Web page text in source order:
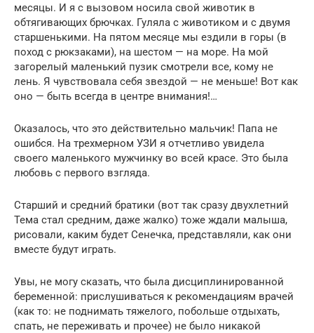
месяцы. И я с вызовом носила свой животик в
обтягивающих брючках. Гуляла с животиком и с двумя
старшенькими. На пятом месяце мы ездили в горы (в
поход с рюкзаками), на шестом — на море. На мой
загорелый маленький пузик смотрели все, кому не
лень. Я чувствовала себя звездой — не меньше! Вот как
оно — быть всегда в центре внимания!…
Оказалось, что это действительно мальчик! Папа не
ошибся. На трехмерном УЗИ я отчетливо увидела
своего маленького мужчинку во всей красе. Это была
любовь с первого взгляда.
Старший и средний братики (вот так сразу двухлетний
Тема стал средним, даже жалко) тоже ждали малыша,
рисовали, каким будет Сенечка, представляли, как они
вместе будут играть.
Увы, не могу сказать, что была дисциплинированной
беременной: прислушиваться к рекомендациям врачей
(как то: не поднимать тяжелого, побольше отдыхать,
спать, не переживать и прочее) не было никакой